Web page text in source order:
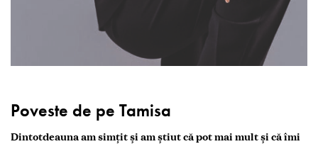
Poveste de pe Tamisa
Dintotdeauna am simțit și am știut că pot mai mult și că îmi